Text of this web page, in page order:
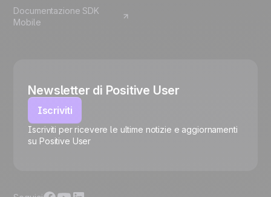
Documentazione SDK
Mobile
Newsletter di Positive User
Iscriviti
Iscriviti per ricevere le ultime notizie e aggiornamenti
su Positive User